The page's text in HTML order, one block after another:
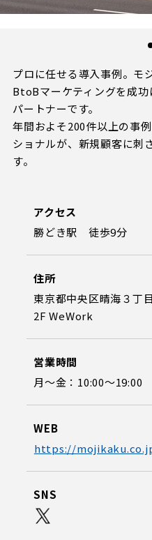
試合運営管理規程
ＦＣ町田ゼルビアアカデミー
プロに任せる導入事例。 モ
BtoBマーケティングを成功
パートナーです。
年間およそ200件以上の事
ショナルが、新規顧客に刺
す。
アクセス
勝どき駅 徒歩9分
住所
東京都中央区晴海３丁
2F WeWork
営業時間
月〜金：10:00〜19:00
WEB
https://
SNS